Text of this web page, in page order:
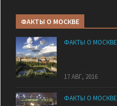
ФАКТЫ О МОСКВЕ
ФАКТЫ О МОСКВЕ
17 АВГ, 2016
ФАКТЫ О МОСКВЕ